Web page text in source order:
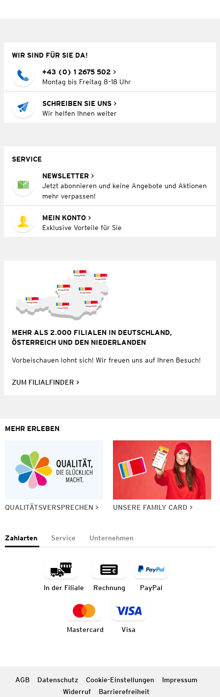
WIR SIND FÜR SIE DA!
+43 (0) 1 2675 502
Montag bis Freitag 8–18 Uhr
SCHREIBEN SIE UNS
Wir helfen Ihnen weiter
SERVICE
NEWSLETTER
Jetzt abonnieren und keine Angebote und Aktionen
mehr verpassen!
MEIN KONTO
Exklusive Vorteile für Sie
MEHR ALS 2.000 FILIALEN IN DEUTSCHLAND,
ÖSTERREICH UND DEN NIEDERLANDEN
Vorbeischauen lohnt sich! Wir freuen uns auf Ihren Besuch!
ZUM FILIALFINDER
MEHR ERLEBEN
QUALITÄTSVERSPRECHEN UNSERE FAMILY CARD
Zahlarten Service Unternehmen
In der Filiale Rechnung PayPal
Mastercard Visa
AGB Datenschutz Cookie-Einstellungen
Impressum
Widerruf
Barrierefreiheit